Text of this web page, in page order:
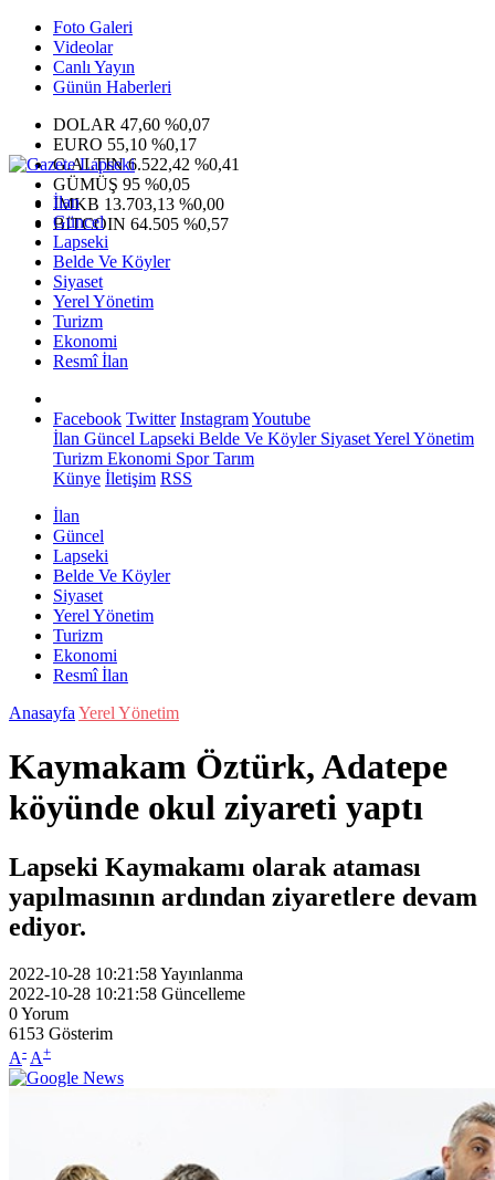
Foto Galeri
Videolar
Canlı Yayın
Günün Haberleri
DOLAR 47,60 %0,07
EURO 55,10 %0,17
G.ALTIN6.522,42 %0,41
GÜMÜŞ 95 %0,05
IMKB 13.703,13 %0,00
BITCOIN 64.505 %0,57
İlan
Güncel
Lapseki
Belde Ve Köyler
Siyaset
Yerel Yönetim
Turizm
Ekonomi
Resmî İlan
Facebook Twitter InstagramYoutube
İlan Güncel Lapseki Belde Ve KöylerSiyasetYerel Yönetim
Turizm Ekonomi SporTarım
Künye İletişim RSS
İlan
Güncel
Lapseki
Belde Ve Köyler
Siyaset
Yerel Yönetim
Turizm
Ekonomi
Resmî İlan
Anasayfa Yerel Yönetim
Kaymakam Öztürk, Adatepe
köyünde okul ziyareti yaptı
Lapseki Kaymakamı olarak ataması
yapılmasının ardından ziyaretlere devam
ediyor.
2022-10-28 10:21:58Yayınlanma
2022-10-28 10:21:58 Güncelleme
0Yorum
6153 Gösterim
A- A+